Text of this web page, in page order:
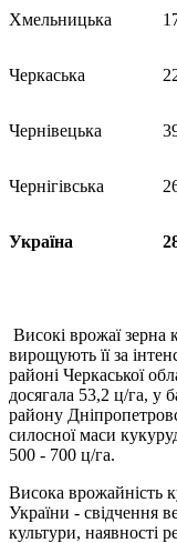
Хмельницька
Черкаська
Чернівецька
Чернігівська
Україна
Високі врожаї зерна
виро­щують її за
районі Чер­каської
досягала 53,2 ц/га, у
району
силосної маси
500 - 700 ц/га.
Висока врожайність
України - свідчення
культури, наявності